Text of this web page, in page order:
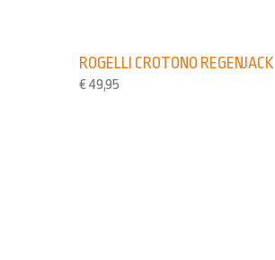
ROGELLI CROTONO REGENJACK
€ 49,95